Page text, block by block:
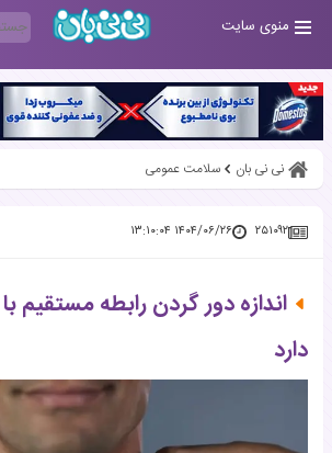
منوی سایت
نی نی بان سلامت عمومی
۲۵۱۰۹۲ ۱۴۰۴/۰۶/۲۶ ۱۳:۱۰:۰۴
اندازه دور گردن رابطه مستقیم
دارد